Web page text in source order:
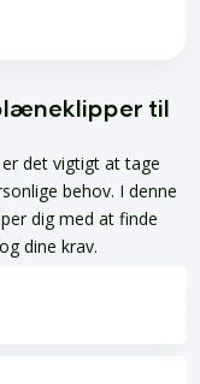
til
det vigtigt at tage
behov. I denne
dig med at finde
dine krav.